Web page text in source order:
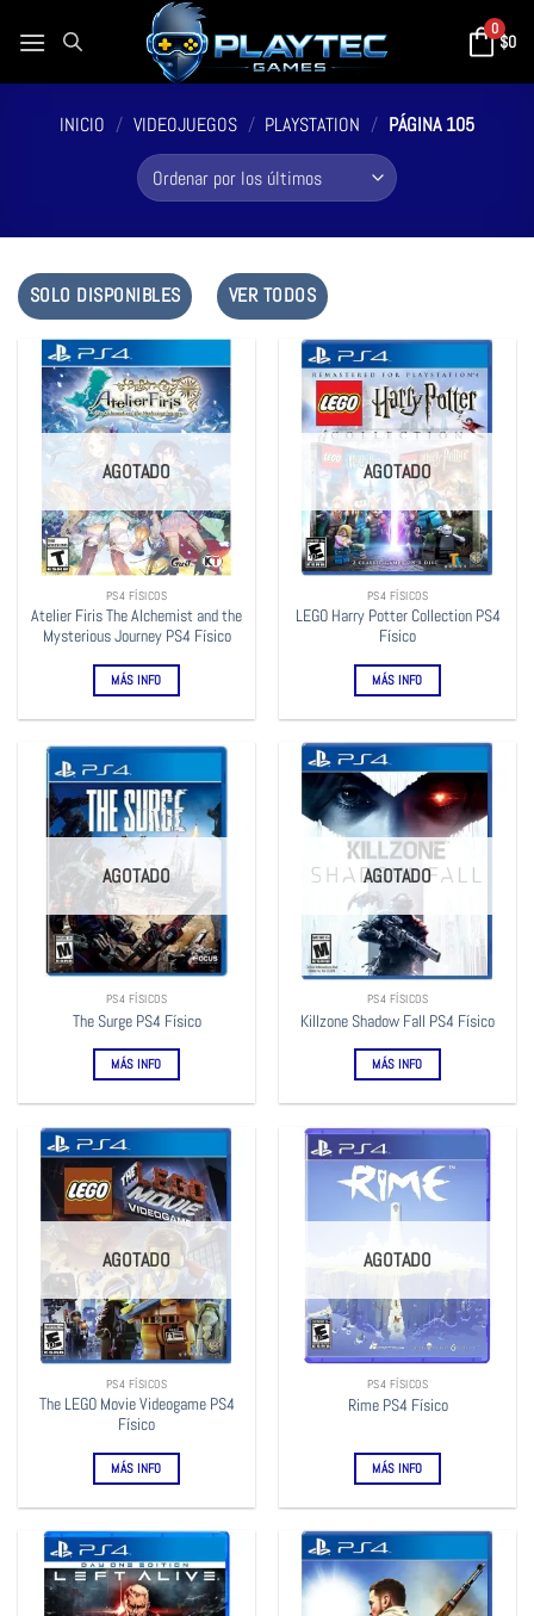
0
$0
INICIO / VIDEOJUEGOS / PLAYSTATION / PÁGINA 105
SOLO DISPONIBLES VER TODOS
AGOTADO
PS4 FÍSICOS
Atelier Firis The Alchemist and the
Mysterious Journey PS4 Físico
MÁS INFO
AGOTADO
PS4 FÍSICOS
LEGO Harry Potter Collection PS4
Físico
MÁS INFO
AGOTADO
PS4 FÍSICOS
The Surge PS4 Físico
MÁS INFO
AGOTADO
PS4 FÍSICOS
Killzone Shadow Fall PS4 Físico
MÁS INFO
AGOTADO
PS4 FÍSICOS
The LEGO Movie Videogame PS4
Físico
MÁS INFO
AGOTADO
PS4 FÍSICOS
Rime PS4 Físico
MÁS INFO